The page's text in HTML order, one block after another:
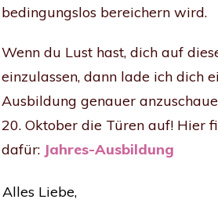
bedingungslos bereichern wird.
Wenn du Lust hast, dich auf
einzulassen, dann lade ich dich
Ausbildung genauer
20. Oktober die Türen auf! Hier
dafür: Jahres-Ausbildung
Alles Liebe,